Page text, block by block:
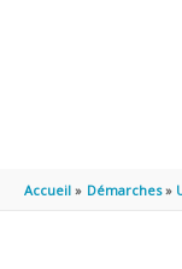
Accueil Démarches